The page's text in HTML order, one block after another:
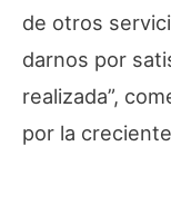
de otros
darnos por
realizada”,
por la